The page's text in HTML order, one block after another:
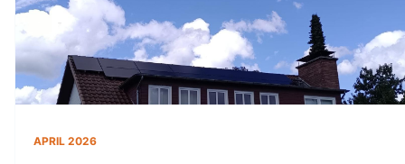
APRIL 2026